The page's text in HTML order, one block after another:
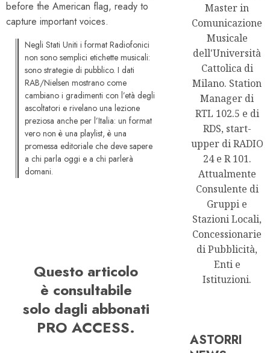
Negli Stati Uniti i format Radiofonici
non sono semplici etichette musicali:
sono strategie di pubblico. I dati
RAB/Nielsen mostrano come
cambiano i gradimenti con l’età degli
ascoltatori e rivelano una lezione
preziosa anche per l’Italia: un format
vero non è una playlist, è una
promessa editoriale che deve sapere
a chi parla oggi e a chi parlerà
domani.
Questo articolo
è consultabile
solo dagli abbonati
PRO ACCESS.
Master in
Comunicazione
Musicale
dell'Università
Cattolica di
Milano. Station
Manager di
RTL 102.5 e di
RDS, start-
upper di RADIO
24 e R 101.
Attualmente
Consulente di
Gruppi e
Stazioni Locali,
Concessionarie
di Pubblicità,
Enti e
Istituzioni.
ASTORRI